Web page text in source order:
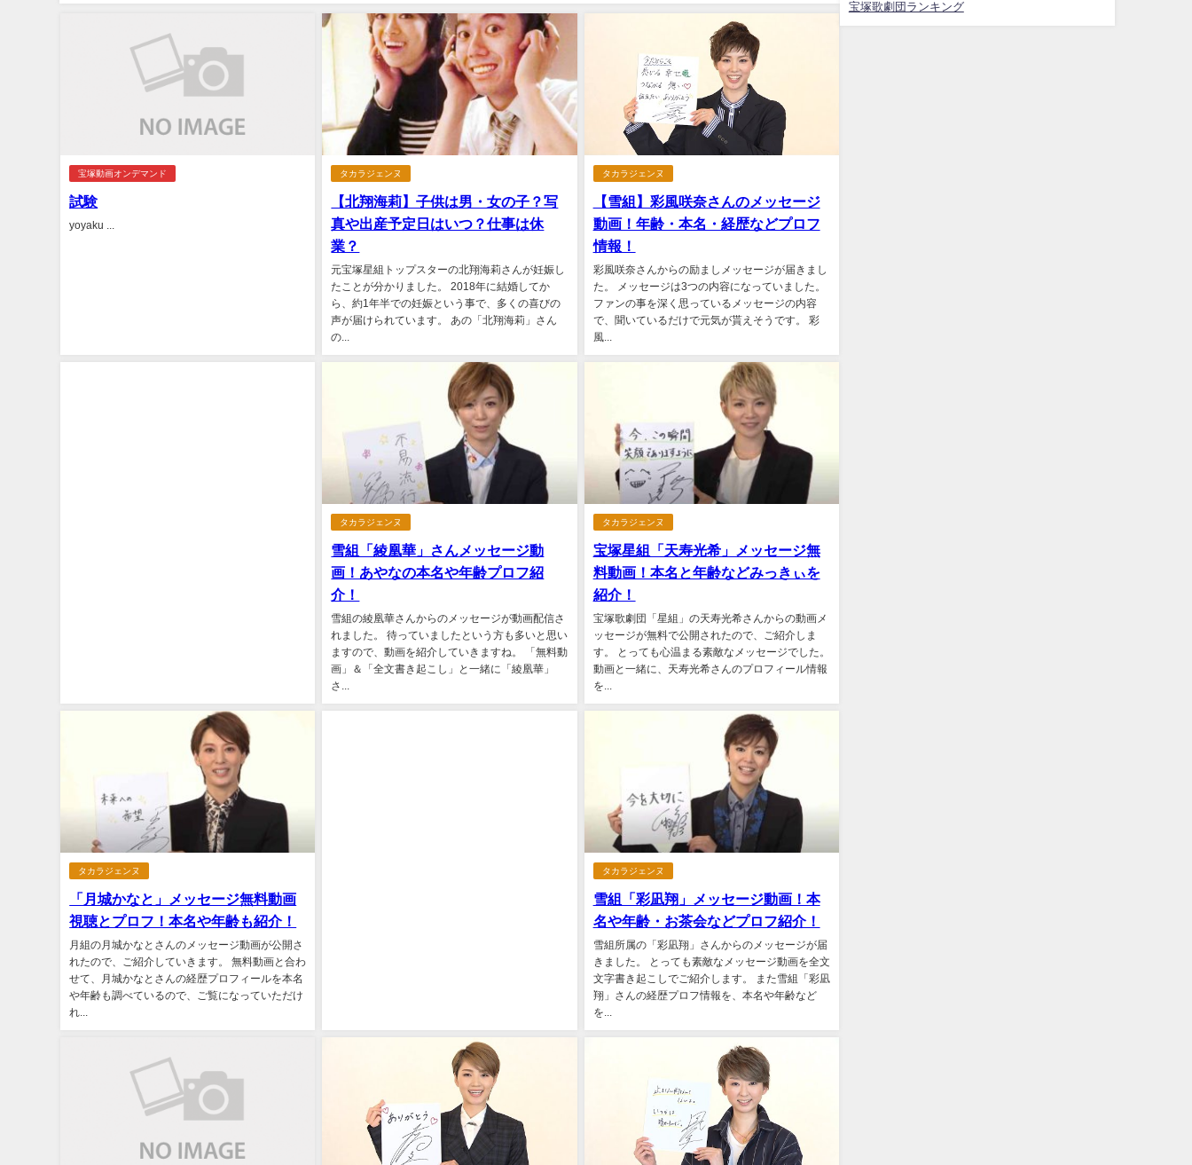
宝塚動画オンデマンド
試験
yoyaku ...
タカラジェンヌ
【北翔海莉】子供は男・女の子？写
真や出産予定日はいつ？仕事は休
業？
元宝塚星組トップスターの北翔海莉さんが妊娠し
たことが分かりました。 2018年に結婚してか
ら、約1年半での妊娠という事で、多くの喜びの
声が届けられています。 あの「北翔海莉」さん
の...
タカラジェンヌ
【雪組】彩風咲奈さんのメッセージ
動画！年齢・本名・経歴などプロフ
情報！
彩風咲奈さんからの励ましメッセージが届きまし
た。 メッセージは3つの内容になっていました。
ファンの事を深く思っているメッセージの内容
で、聞いているだけで元気が貰えそうです。 彩
風...
タカラジェンヌ
雪組「綾凰華」さんメッセージ動
画！あやなの本名や年齢プロフ紹
介！
雪組の綾凰華さんからのメッセージが動画配信さ
れました。 待っていましたという方も多いと思い
ますので、動画を紹介していきますね。 「無料動
画」＆「全文書き起こし」と一緒に「綾凰華」
さ...
タカラジェンヌ
宝塚星組「天寿光希」メッセージ無
料動画！本名と年齢などみっきぃを
紹介！
宝塚歌劇団「星組」の天寿光希さんからの動画メ
ッセージが無料で公開されたので、ご紹介しま
す。 とっても心温まる素敵なメッセージでした。
動画と一緒に、天寿光希さんのプロフィール情報
を...
タカラジェンヌ
「月城かなと」メッセージ無料動画
視聴とプロフ！本名や年齢も紹介！
月組の月城かなとさんのメッセージ動画が公開さ
れたので、ご紹介していきます。 無料動画と合わ
せて、月城かなとさんの経歴プロフィールを本名
や年齢も調べているので、ご覧になっていただけ
れ...
タカラジェンヌ
雪組「彩凪翔」メッセージ動画！本
名や年齢・お茶会などプロフ紹介！
雪組所属の「彩凪翔」さんからのメッセージが届
きました。 とっても素敵なメッセージ動画を全文
文字書き起こしでご紹介します。 また雪組「彩凪
翔」さんの経歴プロフ情報を、本名や年齢など
を...
宝塚歌劇団ランキング